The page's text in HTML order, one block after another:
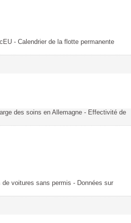
- Calendrier de la flotte permanente
des soins en Allemagne - Effectivité de
voitures sans permis - Données sur